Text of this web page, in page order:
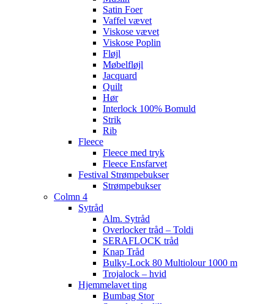
Satin Foer
Vaffel vævet
Viskose vævet
Viskose Poplin
Fløjl
Møbelfløjl
Jacquard
Quilt
Hør
Interlock 100% Bomuld
Strik
Rib
Fleece
Fleece med tryk
Fleece Ensfarvet
Festival Strømpebukser
Strømpebukser
Colmn 4
Sytråd
Alm. Sytråd
Overlocker tråd – Toldi
SERAFLOCK tråd
Knap Tråd
Bulky-Lock 80 Multiolour 1000 m
Trojalock – hvid
Hjemmelavet ting
Bumbag Stor